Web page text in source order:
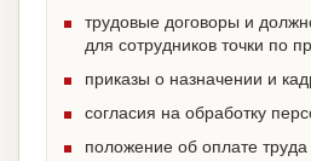
трудовые договоры и
для сотрудников точки по
приказы о назначении и
согласия на обработку
положение об оплате труда